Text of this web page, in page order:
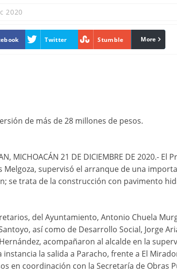
2020
Twitter Stumble linkedin
More
de más de 28 millones de pesos.
MICHOACÁN 21 DE DICIEMBRE DE 2020.-
Melgoza, supervisó el arranque de una
se trata de la construcción con pavimento
del Ayuntamiento, Antonio Chuela
así como de Desarrollo Social, Jorge
acompañaron al alcalde en la
instancia la salida a Paracho, frente a El
en coordinación con la Secretaría de Obras